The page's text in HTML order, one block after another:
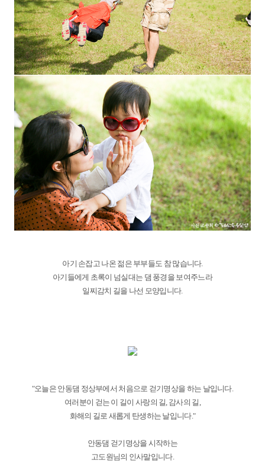
아기 손잡고 나온 젊은 부부들도 참 많습니다.
아기들에게 초록이 넘실대는 댐 풍경을 보여주느라
일찌감치 길을 나선 모양입니다.
"오늘은 안동댐 정상부에서 처음으로 걷기명상을 하는 날입니다.
여러분이 걷는 이 길이 사랑의 길, 감사의 길,
화해의 길로 새롭게 탄생하는 날입니다."
안동댐 걷기명상을 시작하는
고도원님의 인사말입니다.